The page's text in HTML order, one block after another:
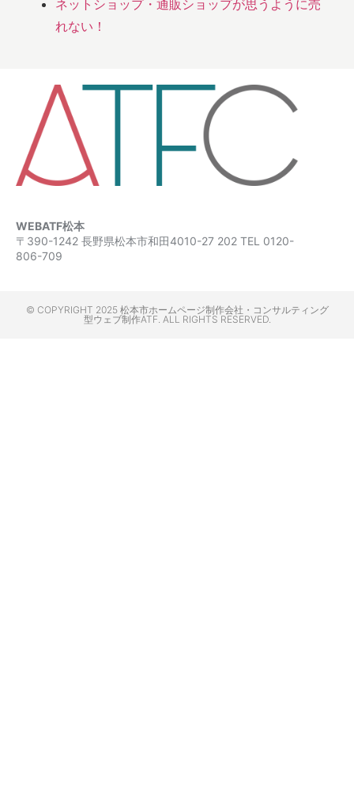
ネットショップ・通販ショップが思うように売
れない！
WEBATF松本
〒390-1242 長野県松本市和田4010-27 202 TEL 0120-
806-709
© COPYRIGHT 2025 松本市ホームページ制作会社・コンサルティング
型ウェブ制作ATF. ALL RIGHTS RESERVED.